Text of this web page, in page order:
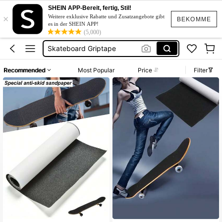
BEKOMME
×
SHEIN APP-Bereit, fertig, Stil!
Weitere exklusive Rabatte und Zusatzangebote gibt
es in der SHEIN APP!
(5,000)
Skateboard Zubehör
Grip Tape
Skateboard Griptape
Grip Tape Scooter
Skateboard Zubehör
Grip Tape
Recommended Most Popular Price Filter